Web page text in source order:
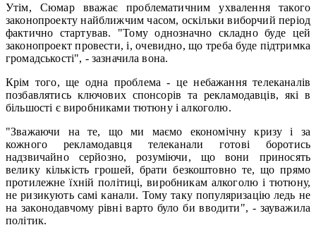
Утім, Сюмар вважає проблематичним ухвалення такого
законопроекту найближчим часом, оскільки виборчий період
фактично стартував. "Тому однозначно складно буде цей
законопроект провести, і, очевидно, що треба буде підтримка
громадськості", - зазначила вона.
Крім того, ще одна проблема - це небажання телеканалів
позбавлятись ключових спонсорів та рекламодавців, які в
більшості є виробниками тютюну і алкоголю.
"Зважаючи на те, що ми маємо економічну кризу і за
кожного рекламодавця телеканали готові боротись
надзвичайно серйозно, розуміючи, що вони приносять
велику кількість грошей, брати безкоштовно те, що прямо
протилежне їхній політиці, виробникам алкоголю і тютюну,
не ризикують самі канали. Тому таку популяризацію ледь не
на законодавчому рівні варто було би вводити", - зауважила
політик.